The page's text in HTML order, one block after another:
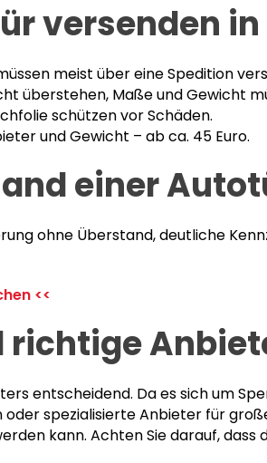
versenden in
meist über eine Spedition
überstehen, Maße und Gewicht
schützen vor Schäden.
und Gewicht – ab ca. 45 Euro.
einer
ohne Überstand, deutliche
<<
richtige
entscheidend. Da es sich um
spezialisierte Anbieter für
kann. Achten Sie darauf,